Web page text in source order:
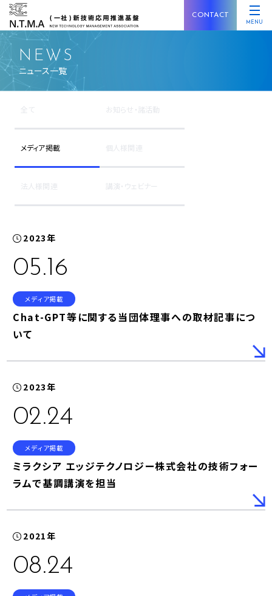
CONTACT
MENU
NEWS
ニュース一覧
全て お知らせ・諸活動
メディア掲載 個人様関連
法人様関連 講演・ウェビナー
2023年
05.16
メディア掲載
Chat-GPT等に関する当団体理事への取材記事につ
いて
2023年
02.24
メディア掲載
ミラクシア エッジテクノロジー株式会社の技術フォー
ラムで基調講演を担当
2021年
08.24